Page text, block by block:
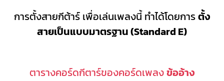
การตั้งสายกีต้าร์ เพื่อเล่นเพลงนี้ ทำได้โดยการตั้ง
สายเป็นแบบมาตรฐาน (Standard E)
ตารางคอร์ดกีตาร์ของคอร์ดเพลงข้ออ้าง